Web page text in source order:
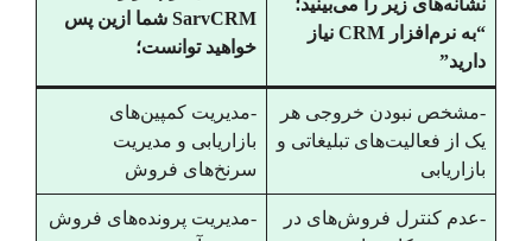
“به نرم‌افزار CRM نیاز
دارید”
SarvCRM شما ازین پس
خواهید توانست؛
-مشخص نبودن خروجی هر
یک از فعالیت‌های تبلیغاتی و
بازاریابی
-مدیریت کمپین‌های
بازاریابی و مدیریت
سرنخ‌های فروش
-عدم کنترل فروش‌های در
-مدیریت پرونده‌های فروش